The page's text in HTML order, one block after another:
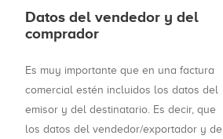
Datos del vendedor y del
comprador
Es muy importante que en una factura
comercial estén incluidos los datos del
emisor y del destinatario. Es decir, que
los datos del vendedor/exportador y de